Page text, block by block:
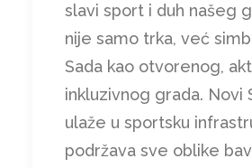
slavi sport i duh našeg
nije samo trka, već
Sada kao otvorenog,
inkluzivnog grada. Novi
ulaže u sportsku
podržava sve oblike